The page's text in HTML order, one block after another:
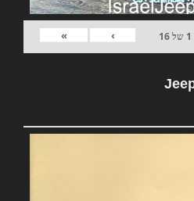
1 של16
›
»